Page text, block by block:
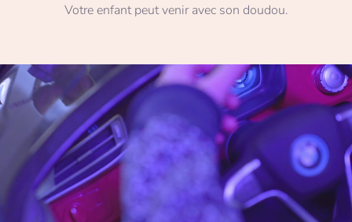
Votre enfant peut venir avec son doudou.